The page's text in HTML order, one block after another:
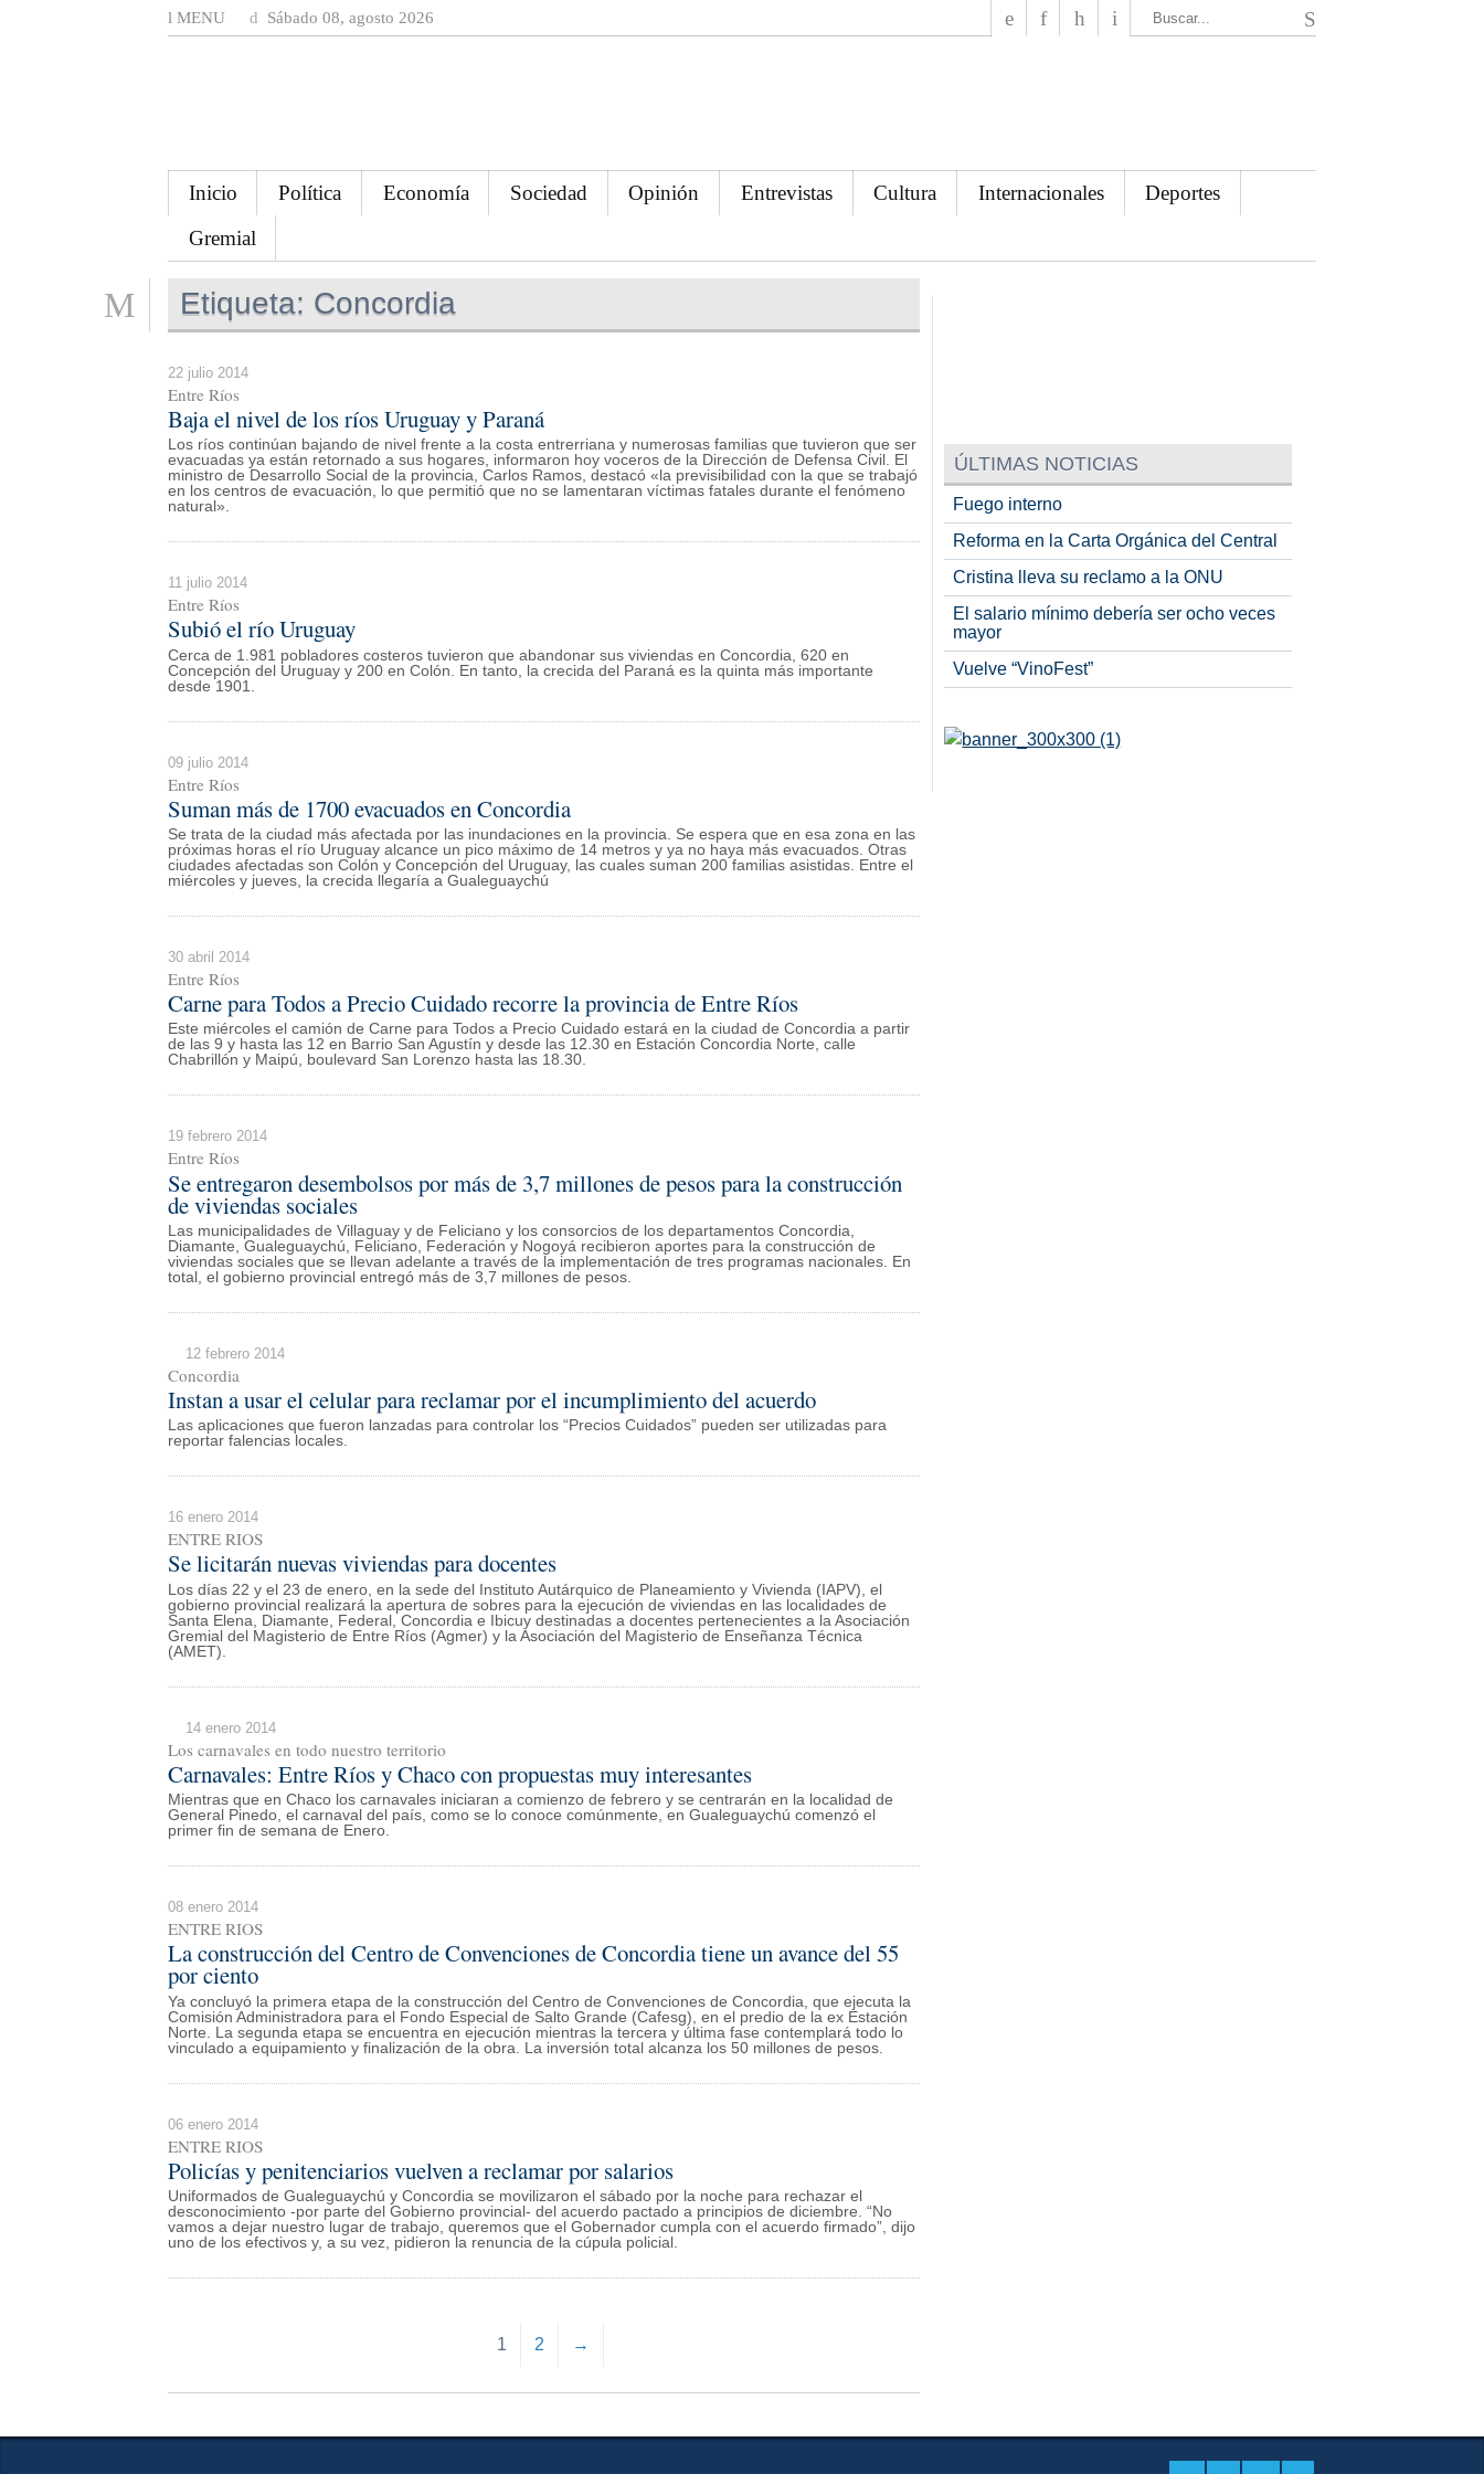
MENU Sábado 08, agosto 2026
Inicio Política Economía Sociedad Opinión Entrevistas Cultura Internacionales
Deportes
Gremial
Etiqueta: Concordia
22 julio 2014
Entre Ríos
Baja el nivel de los ríos Uruguay y Paraná
Los ríos continúan bajando de nivel frente a la costa entrerriana y numerosas familias que tuvieron que ser
evacuadas ya están retornado a sus hogares, informaron hoy voceros de la Dirección de Defensa Civil. El
ministro de Desarrollo Social de la provincia, Carlos Ramos, destacó «la previsibilidad con la que se trabajó
en los centros de evacuación, lo que permitió que no se lamentaran víctimas fatales durante el fenómeno
natural».
11 julio 2014
Entre Ríos
Subió el río Uruguay
Cerca de 1.981 pobladores costeros tuvieron que abandonar sus viviendas en Concordia, 620 en
Concepción del Uruguay y 200 en Colón. En tanto, la crecida del Paraná es la quinta más importante
desde 1901.
09 julio 2014
Entre Ríos
Suman más de 1700 evacuados en Concordia
Se trata de la ciudad más afectada por las inundaciones en la provincia. Se espera que en esa zona en las
próximas horas el río Uruguay alcance un pico máximo de 14 metros y ya no haya más evacuados. Otras
ciudades afectadas son Colón y Concepción del Uruguay, las cuales suman 200 familias asistidas. Entre el
miércoles y jueves, la crecida llegaría a Gualeguaychú
30 abril 2014
Entre Ríos
Carne para Todos a Precio Cuidado recorre la provincia de Entre Ríos
Este miércoles el camión de Carne para Todos a Precio Cuidado estará en la ciudad de Concordia a partir
de las 9 y hasta las 12 en Barrio San Agustín y desde las 12.30 en Estación Concordia Norte, calle
Chabrillón y Maipú, boulevard San Lorenzo hasta las 18.30.
19 febrero 2014
Entre Ríos
Se entregaron desembolsos por más de 3,7 millones de pesos para la construcción
de viviendas sociales
Las municipalidades de Villaguay y de Feliciano y los consorcios de los departamentos Concordia,
Diamante, Gualeguaychú, Feliciano, Federación y Nogoyá recibieron aportes para la construcción de
viviendas sociales que se llevan adelante a través de la implementación de tres programas nacionales. En
total, el gobierno provincial entregó más de 3,7 millones de pesos.
12 febrero 2014
Concordia
Instan a usar el celular para reclamar por el incumplimiento del acuerdo
Las aplicaciones que fueron lanzadas para controlar los “Precios Cuidados” pueden ser utilizadas para
reportar falencias locales.
16 enero 2014
ENTRE RIOS
Se licitarán nuevas viviendas para docentes
Los días 22 y el 23 de enero, en la sede del Instituto Autárquico de Planeamiento y Vivienda (IAPV), el
gobierno provincial realizará la apertura de sobres para la ejecución de viviendas en las localidades de
Santa Elena, Diamante, Federal, Concordia e Ibicuy destinadas a docentes pertenecientes a la Asociación
Gremial del Magisterio de Entre Ríos (Agmer) y la Asociación del Magisterio de Enseñanza Técnica
(AMET).
14 enero 2014
Los carnavales en todo nuestro territorio
Carnavales: Entre Ríos y Chaco con propuestas muy interesantes
Mientras que en Chaco los carnavales iniciaran a comienzo de febrero y se centrarán en la localidad de
General Pinedo, el carnaval del país, como se lo conoce comúnmente, en Gualeguaychú comenzó el
primer fin de semana de Enero.
08 enero 2014
ENTRE RIOS
La construcción del Centro de Convenciones de Concordia tiene un avance del 55
por ciento
Ya concluyó la primera etapa de la construcción del Centro de Convenciones de Concordia, que ejecuta la
Comisión Administradora para el Fondo Especial de Salto Grande (Cafesg), en el predio de la ex Estación
Norte. La segunda etapa se encuentra en ejecución mientras la tercera y última fase contemplará todo lo
vinculado a equipamiento y finalización de la obra. La inversión total alcanza los 50 millones de pesos.
06 enero 2014
ENTRE RIOS
Policías y penitenciarios vuelven a reclamar por salarios
Uniformados de Gualeguaychú y Concordia se movilizaron el sábado por la noche para rechazar el
desconocimiento -por parte del Gobierno provincial- del acuerdo pactado a principios de diciembre. “No
vamos a dejar nuestro lugar de trabajo, queremos que el Gobernador cumpla con el acuerdo firmado”, dijo
uno de los efectivos y, a su vez, pidieron la renuncia de la cúpula policial.
1 2 →
ÚLTIMAS NOTICIAS
Fuego interno
Reforma en la Carta Orgánica del Central
Cristina lleva su reclamo a la ONU
El salario mínimo debería ser ocho veces
mayor
Vuelve “VinoFest”